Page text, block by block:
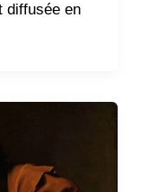
diffusée en